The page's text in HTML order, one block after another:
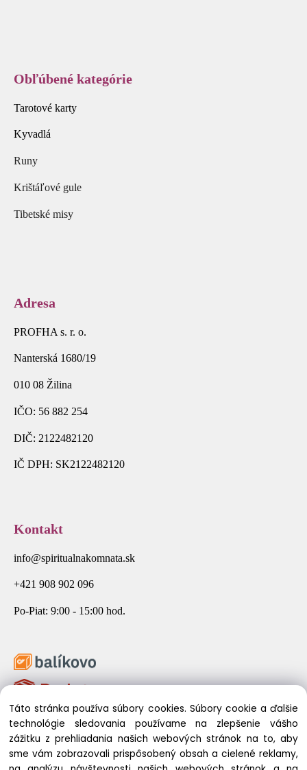
Obľúbené kategórie
Tarotové karty
Kyvadlá
Runy
Krištáľové gule
Tibetské misy
Adresa
PROFHA s. r. o.
Nanterská 1680/19
010 08 Žilina
IČO: 56 882 254
DIČ: 2122482120
IČ DPH: SK2122482120
Kontakt
info@spiritualnakomnata.sk
+421 908 902 096
Po-Piat: 9:00 - 15:00 hod.
Táto stránka používa súbory cookies. Súbory cookie a ďalšie
technológie sledovania používame na zlepšenie vášho
zážitku z prehliadania našich webových stránok na to, aby
sme vám zobrazovali prispôsobený obsah a cielené reklamy,